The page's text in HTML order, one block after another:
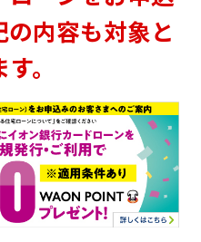
内容も対象と
。